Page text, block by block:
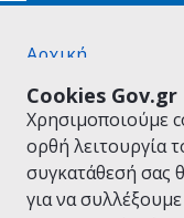
Cookies Gov.gr
Χρησιμοποιούμε
ορθή λειτουργία
συγκατάθεσή σας
για να
Αρχική
Όροι Χρήσης
Πολιτική
Δήλωση
Πολιτική cookies